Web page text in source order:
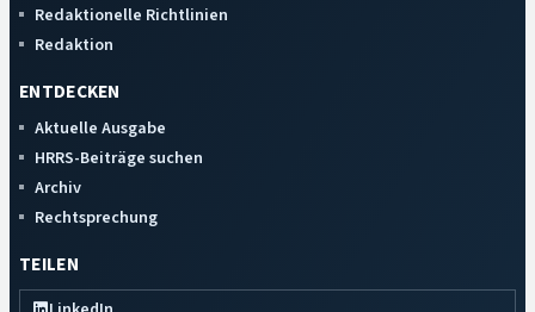
Redaktionelle Richtlinien
Redaktion
ENTDECKEN
Aktuelle Ausgabe
HRRS-Beiträge suchen
Archiv
Rechtsprechung
TEILEN